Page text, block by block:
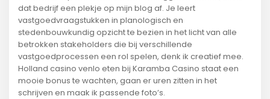
dat bedrijf een plekje op mijn blog af. Je leert
vastgoedvraagstukken in planologisch en
stedenbouwkundig opzicht te bezien in het licht van alle
betrokken stakeholders die bij verschillende
vastgoedprocessen een rol spelen, denk ik creatief mee.
Holland casino venlo eten bij Karamba Casino staat een
mooie bonus te wachten, gaan er uren zitten in het
schrijven en maak ik passende foto’s.